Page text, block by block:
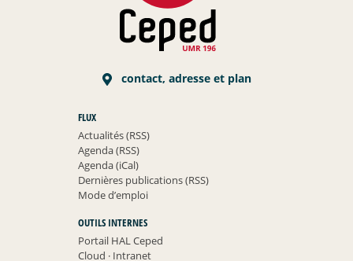
contact, adresse et plan
FLUX
Actualités (RSS)
Agenda (RSS)
Agenda (iCal)
Dernières publications (RSS)
Mode d’emploi
OUTILS INTERNES
Portail HAL Ceped
Cloud ·Intranet